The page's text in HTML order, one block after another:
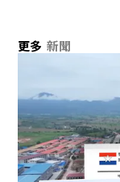
更多 新聞